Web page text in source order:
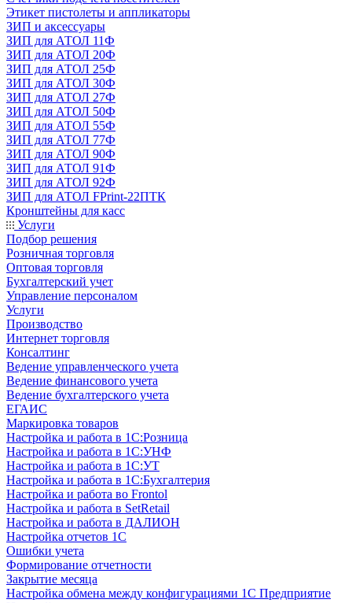
Этикет пистолеты и аппликаторы
ЗИП и аксессуары
ЗИП для АТОЛ 11Ф
ЗИП для АТОЛ 20Ф
ЗИП для АТОЛ 25Ф
ЗИП для АТОЛ 30Ф
ЗИП для АТОЛ 27Ф
ЗИП для АТОЛ 50Ф
ЗИП для АТОЛ 55Ф
ЗИП для АТОЛ 77Ф
ЗИП для АТОЛ 90Ф
ЗИП для АТОЛ 91Ф
ЗИП для АТОЛ 92Ф
ЗИП для АТОЛ FPrint-22ПТК
Кронштейны для касс
Услуги
Подбор решения
Розничная торговля
Оптовая торговля
Бухгалтерский учет
Управление персоналом
Услуги
Производство
Интернет торговля
Консалтинг
Ведение управленческого учета
Ведение финансового учета
Ведение бухгалтерского учета
ЕГАИС
Маркировка товаров
Настройка и работа в 1С:Розница
Настройка и работа в 1С:УНФ
Настройка и работа в 1С:УТ
Настройка и работа в 1С:Бухгалтерия
Настройка и работа во Frontol
Настройка и работа в SetRetail
Настройка и работа в ДАЛИОН
Настройка отчетов 1С
Ошибки учета
Формирование отчетности
Закрытие месяца
Настройка обмена между конфигурациями 1С Предприятие